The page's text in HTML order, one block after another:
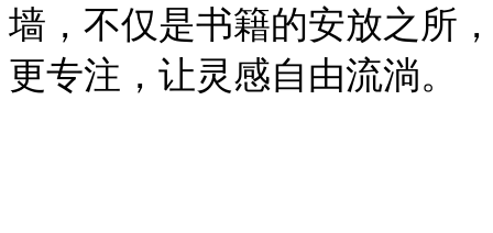
墙，不仅是书籍的安放之所
更专注，让灵感自由流淌。